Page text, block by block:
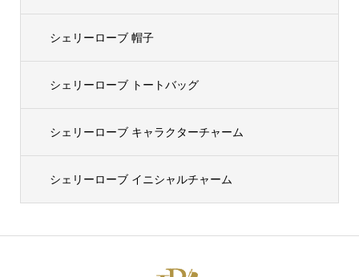
シェリーローブ 帽子
シェリーローブ トートバッグ
シェリーローブ キャラクターチャーム
シェリーローブ イニシャルチャーム